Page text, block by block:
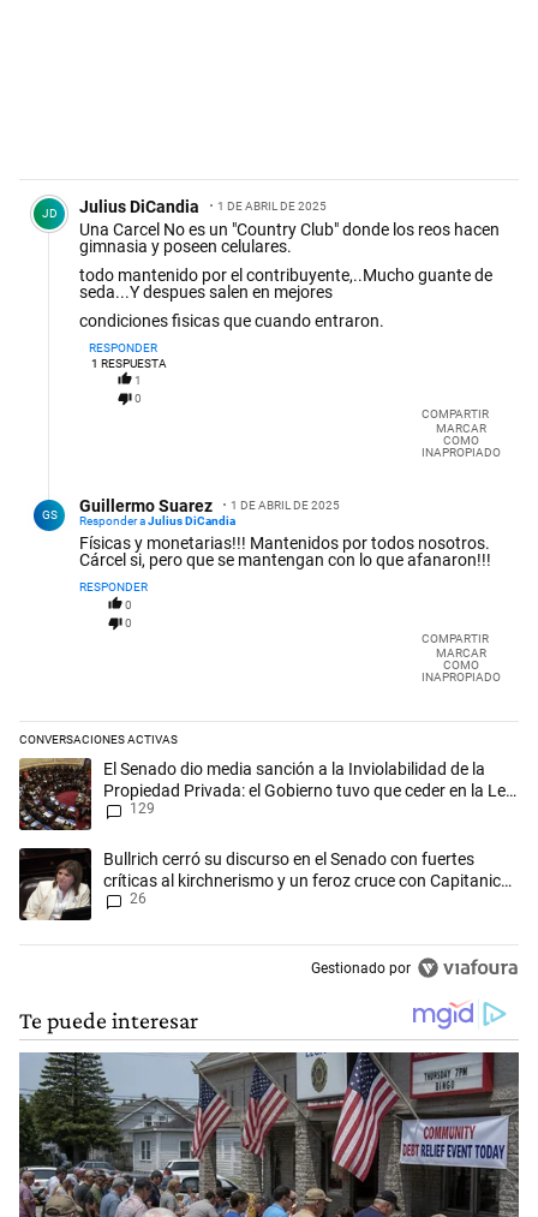
JD Julius DiCandia 1 DE ABRIL DE 2025
Una Carcel No es un "Country Club" donde los reos hacen
gimnasia y poseen celulares.
todo mantenido por el contribuyente,..Mucho guante de
seda...Y despues salen en mejores
condiciones fisicas que cuando entraron.
RESPONDER
1 RESPUESTA
1
0
COMPARTIR
MARCAR
COMO
INAPROPIADO
GS Guillermo Suarez
1 DE ABRIL DE 2025
Responder aJulius DiCandia
Físicas y monetarias!!! Mantenidos por todos nosotros.
Cárcel si, pero que se mantengan con lo que afanaron!!!
RESPONDER
0
0
COMPARTIR
MARCAR
COMO
INAPROPIADO
CONVERSACIONES ACTIVAS
Este listado muestra los artículos con más comentarios en los
Un artículo de tendencia con el título "El Senado dio media sanción a
El Senado dio media sanción a la Inviolabilidad de la
Propiedad Privada: el Gobierno tuvo que ceder en la Ley
del Manejo del Fuego
129
Un artículo de tendencia con el título "Bullrich cerró su discurso en el
Bullrich cerró su discurso en el Senado con fuertes
críticas al kirchnerismo y un feroz cruce con Capitanich
al que le gritó “¡cállate!”
26
Gestionado por